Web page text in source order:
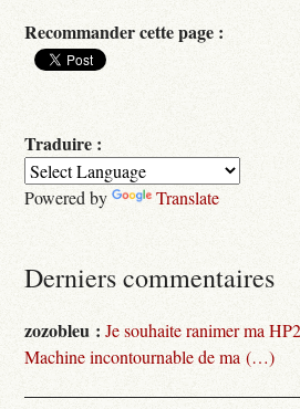
Recommander cette page :
Traduire :
Powered by Translate
Derniers commentaires
zozobleu : Je souhaite ranimer ma
Machine incontournable de ma (…)